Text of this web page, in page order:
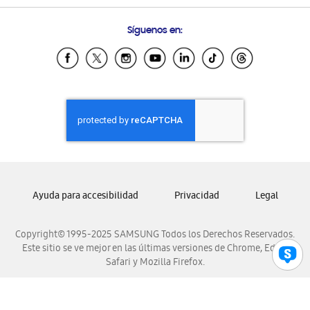
Samsung Ecuador
Samsung El Salvador
Samsung Honduras
Samsung Nicaragua
Samsung Panamá
Samsung Venezuela
Síguenos en:
Copyright© 1995-2025 SAMSUNG Todos los Derechos Reservados.
Este sitio se ve mejor en las últimas versiones de Chrome, Edge,
Safari y Mozilla Firefox.
Ayuda para accesibilidad Privacidad Legal